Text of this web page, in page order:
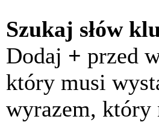
Szukaj słów
Dodaj + przed
który musi
wyrazem, który